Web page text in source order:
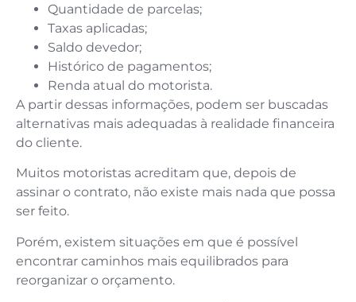
Quantidade de parcelas;
Taxas aplicadas;
Saldo devedor;
Histórico de pagamentos;
Renda atual do motorista.
A partir dessas informações, podem ser buscadas
alternativas mais adequadas à realidade financeira
do cliente.
Muitos motoristas acreditam que, depois de
assinar o contrato, não existe mais nada que possa
ser feito.
Porém, existem situações em que é possível
encontrar caminhos mais equilibrados para
reorganizar o orçamento.